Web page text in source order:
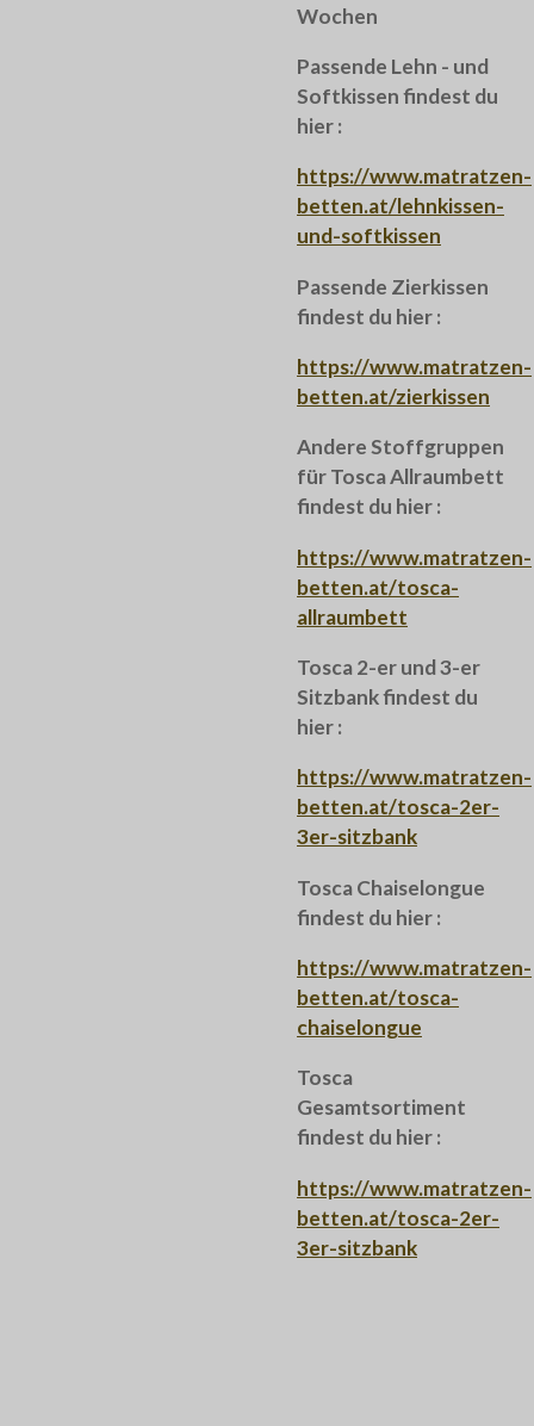
Wochen
Passende Lehn - und
Softkissen findest du
hier :
https://www.matratzen-
betten.at/lehnkissen-
und-softkissen
Passende Zierkissen
findest du hier :
https://www.matratzen-
betten.at/zierkissen
Andere Stoffgruppen
für Tosca Allraumbett
findest du hier :
https://www.matratzen-
betten.at/tosca-
allraumbett
Tosca 2-er und 3-er
Sitzbank findest du
hier :
https://www.matratzen-
betten.at/tosca-2er-
3er-sitzbank
Tosca Chaiselongue
findest du hier :
https://www.matratzen-
betten.at/tosca-
chaiselongue
Tosca
Gesamtsortiment
findest du hier :
https://www.matratzen-
betten.at/tosca-2er-
3er-sitzbank